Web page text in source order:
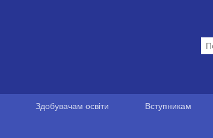
Здобувачам освіти Вступникам